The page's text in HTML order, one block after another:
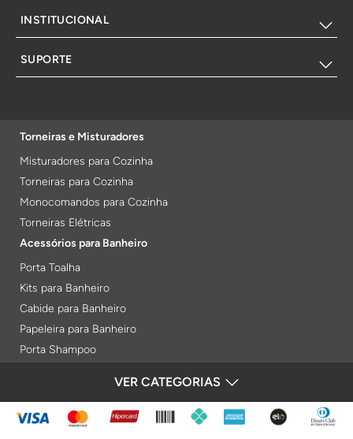
INSTITUCIONAL
SUPORTE
Torneiras e Misturadores
Misturadores para Cozinha
Torneiras para Cozinha
Monocomandos para Cozinha
Torneiras Elétricas
Acessórios para Banheiro
Porta Toalha
Kits para Banheiro
Cabide para Banheiro
Papeleira para Banheiro
Porta Shampoo
Porta Toalha Aquecido
Gabinetes para Banheiro
VER CATEGORIAS
FORMAS DE PAGAMENTO